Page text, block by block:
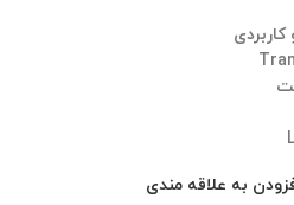
به علاقه مندی